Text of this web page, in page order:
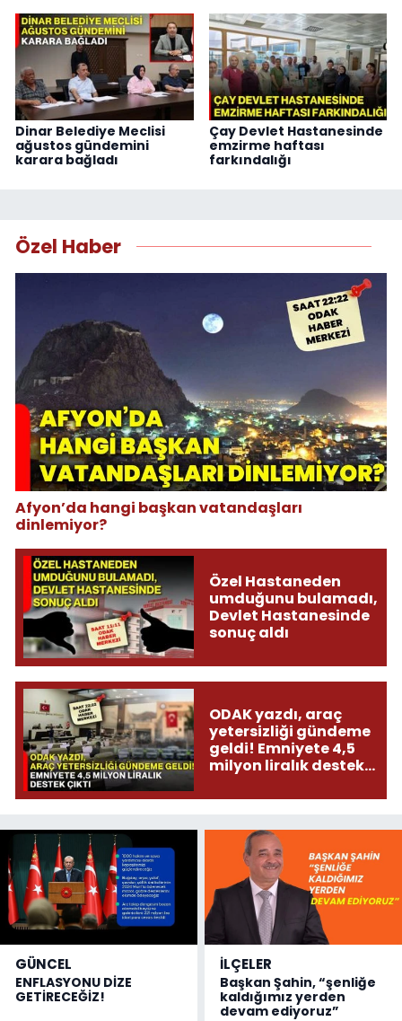
Dinar Belediye Meclisi
ağustos gündemini
karara bağladı
Çay Devlet Hastanesinde
emzirme haftası
farkındalığı
Özel Haber
Afyon’da hangi başkan vatandaşları
dinlemiyor?
Özel Hastaneden
umduğunu bulamadı,
Devlet Hastanesinde
sonuç aldı
ODAK yazdı, araç
yetersizliği gündeme
geldi! Emniyete 4,5
milyon liralık destek
GÜNCEL
ENFLASYONU DİZE
GETİRECEĞİZ!
İLÇELER
Başkan Şahin, “şenliğe
kaldığımız yerden
devam ediyoruz”